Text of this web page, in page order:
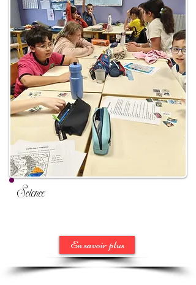
Science
En savoir plus